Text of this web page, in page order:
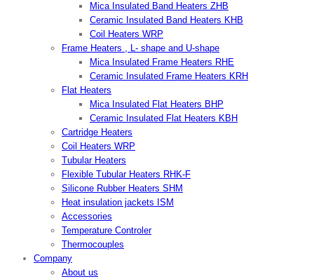
Mica Insulated Band Heaters ZHB
Ceramic Insulated Band Heaters KHB
Coil Heaters WRP
Frame Heaters , L- shape and U-shape
Mica Insulated Frame Heaters RHE
Ceramic Insulated Frame Heaters KRH
Flat Heaters
Mica Insulated Flat Heaters BHP
Ceramic Insulated Flat Heaters KBH
Cartridge Heaters
Coil Heaters WRP
Tubular Heaters
Flexible Tubular Heaters RHK-F
Silicone Rubber Heaters SHM
Heat insulation jackets ISM
Accessories
Temperature Controler
Thermocouples
Company
About us